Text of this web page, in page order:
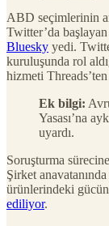
ABD seçimlerinin
Twitter’da
Bluesky yedi.
kuruluşunda rol
hizmeti
Ek bilgi:
Yasası’na
uyardı.
Soruşturma
Şirket
ürünlerindeki
ediliyor.